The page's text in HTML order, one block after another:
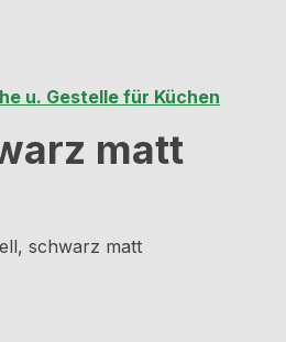
u. Gestelle für Küchen
matt